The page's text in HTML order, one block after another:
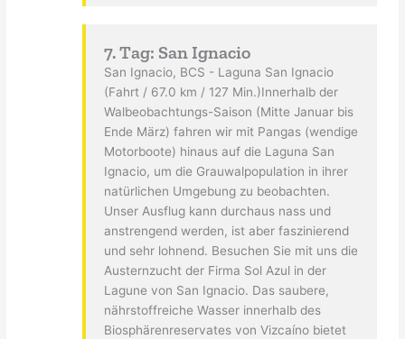
7. Tag: San Ignacio
San Ignacio, BCS - Laguna San Ignacio
(Fahrt / 67.0 km / 127 Min.)Innerhalb der
Walbeobachtungs-Saison (Mitte Januar bis
Ende März) fahren wir mit Pangas (wendige
Motorboote) hinaus auf die Laguna San
Ignacio, um die Grauwalpopulation in ihrer
natürlichen Umgebung zu beobachten.
Unser Ausflug kann durchaus nass und
anstrengend werden, ist aber faszinierend
und sehr lohnend. Besuchen Sie mit uns die
Austernzucht der Firma Sol Azul in der
Lagune von San Ignacio. Das saubere,
nährstoffreiche Wasser innerhalb des
Biosphärenreservates von Vizcaíno bietet